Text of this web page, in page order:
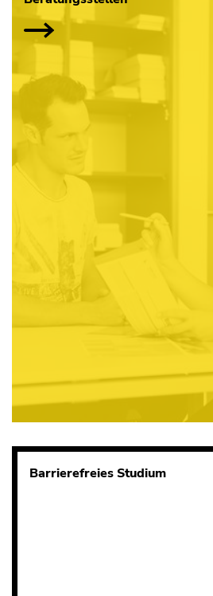
Barrierefreies Studium